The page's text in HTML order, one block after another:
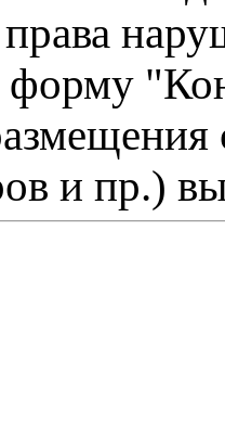
форму
и пр.)